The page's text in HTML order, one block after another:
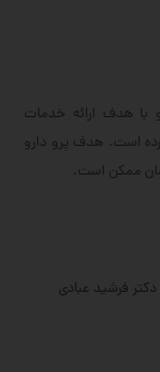
با هدف ارائه خدمات
است. هدف پرو دارو
ممکن است.